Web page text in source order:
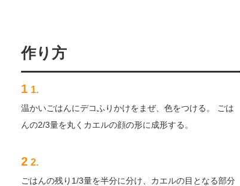
作り方
1 1.
温かいごはんにデコふりかけをまぜ、色をつける。 ごは
んの2/3量を丸くカエルの顔の形に成形する。
2 2.
ごはんの残り1/3量を半分に分け、カエルの目となる部分